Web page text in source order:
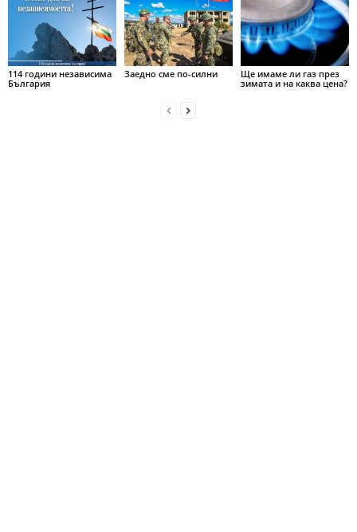
114 години независима
България
Заедно сме по-силни
Ще имаме ли газ през
зимата и на каква цена?